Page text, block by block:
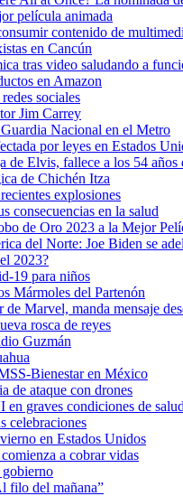
película animada
contenido de
en Cancún
tras video saludando a
en Amazon
sociales
Jim Carrey
Nacional en el Metro
por leyes en Estados
de Elvis, fallece a los 54 años
de Chichén Itza
explosiones
consecuencias en la salud
de Oro 2023 a la Mejor
del Norte: Joe Biden se
2023?
19 para niños
Mármoles del Partenón
de Marvel, manda mensaje
rosca de reyes
Guzmán
Bienestar en México
de ataque con drones
graves condiciones de salud
celebraciones
en Estados Unidos
a cobrar vidas
filo del mañana”